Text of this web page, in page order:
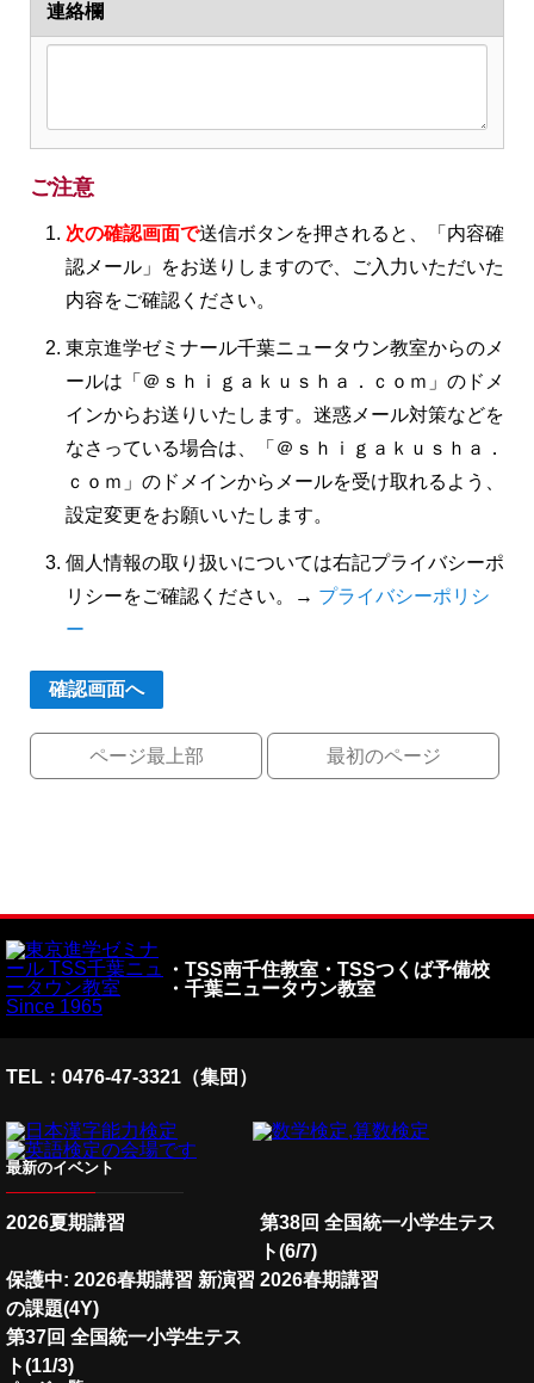
連絡欄
ご注意
次の確認画面で送信ボタンを押されると、「内容確
認メール」をお送りしますので、ご入力いただいた
内容をご確認ください。
東京進学ゼミナール千葉ニュータウン教室からのメ
ールは「＠ｓｈｉｇａｋｕｓｈａ．ｃｏｍ」のドメ
インからお送りいたします。迷惑メール対策などを
なさっている場合は、「＠ｓｈｉｇａｋｕｓｈａ．
ｃｏｍ」のドメインからメールを受け取れるよう、
設定変更をお願いいたします。
個人情報の取り扱いについては右記プライバシーポ
リシーをご確認ください。→ プライバシーポリシ
ー
ページ最上部 最初のページ
・TSS南千住教室 ・TSSつくば予備校
・千葉ニュータウン教室
TEL：0476-47-3321（集団）
最新のイベント
2026夏期講習
第38回 全国統一小学生テス
ト(6/7)
保護中: 2026春期講習 新演習
の課題(4Y)
2026春期講習
第37回 全国統一小学生テス
ト(11/3)